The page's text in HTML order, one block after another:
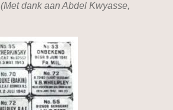
(Met dank aan Abdel Kwyasse,